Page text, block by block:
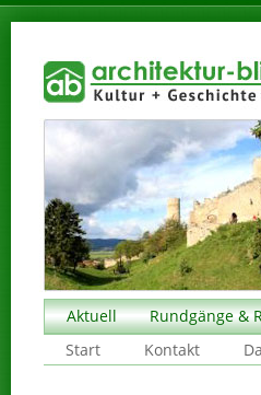
Aktuell Rundgänge &
Start
Kontakt